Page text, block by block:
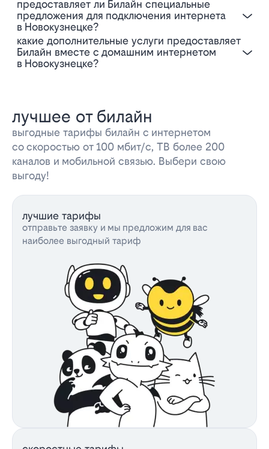
Предоставляет ли Билайн специальные
предложения для подключения интернета
в Новокузнецке?
Какие дополнительные услуги предоставляет
Билайн вместе с домашним интернетом
в Новокузнецке?
лучшее от билайн
выгодные тарифы билайн с интернетом
со скоростью от 100 мбит/с, ТВ более 200
каналов и мобильной связью. Выбери свою
выгоду!
лучшие тарифы
отправьте заявку и мы предложим для вас
наиболее выгодный тариф